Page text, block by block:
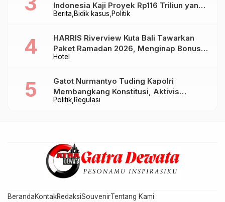
Berita Bidik kasus Politik
Indonesia Kaji Proyek Rp116 Triliun yang
Baru Sampai Bandung
Hotel
HARRIS Riverview Kuta Bali Tawarkan
Paket Ramadan 2026, Menginap Bonus
Takjil hingga Bukber Mulai Rp88.888
Politik Regulasi
Gatot Nurmantyo Tuding Kapolri
Membangkang Konstitusi, Aktivis
Tegaskan Polri Tak Punya Sejarah
BerandaKontakRedaksiSouvenirTentang Kami